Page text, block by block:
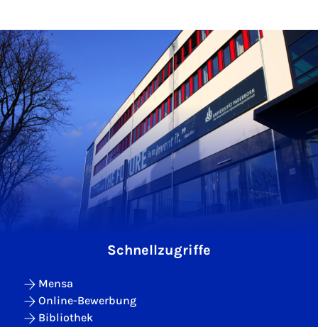
Schnellzugriffe
Mensa
Online-Bewerbung
Bibliothek